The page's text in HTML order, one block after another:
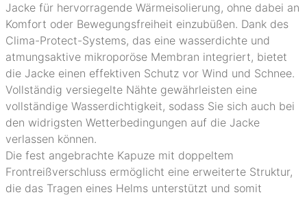
Jacke für hervorragende Wärmeisolierung, ohne dabei an
Komfort oder Bewegungsfreiheit einzubüßen. Dank des
Clima-Protect-Systems, das eine wasserdichte und
atmungsaktive mikroporöse Membran integriert, bietet
die Jacke einen effektiven Schutz vor Wind und Schnee.
Vollständig versiegelte Nähte gewährleisten eine
vollständige Wasserdichtigkeit, sodass Sie sich auch bei
den widrigsten Wetterbedingungen auf die Jacke
verlassen können.
Die fest angebrachte Kapuze mit doppeltem
Frontreißverschluss ermöglicht eine erweiterte Struktur,
die das Tragen eines Helms unterstützt und somit